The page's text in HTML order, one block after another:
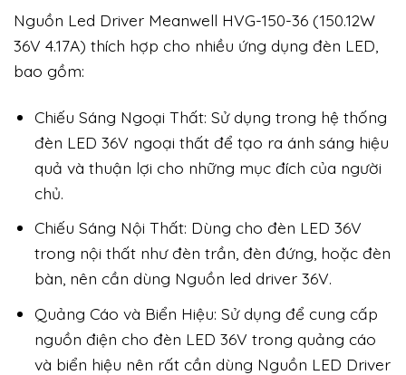
Nguồn Led Driver Meanwell HVG-150-36 (150.12W
36V 4.17A) thích hợp cho nhiều ứng dụng đèn LED,
bao gồm:
Chiếu Sáng Ngoại Thất: Sử dụng trong hệ thống
đèn LED 36V ngoại thất để tạo ra ánh sáng hiệu
quả và thuận lợi cho những mục đích của người
chủ.
Chiếu Sáng Nội Thất: Dùng cho đèn LED 36V
trong nội thất như đèn trần, đèn đứng, hoặc đèn
bàn, nên cần dùng Nguồn led driver 36V.
Quảng Cáo và Biển Hiệu: Sử dụng để cung cấp
nguồn điện cho đèn LED 36V trong quảng cáo
và biển hiệu nên rất cần dùng Nguồn LED Driver